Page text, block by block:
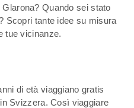
Quando sei stato
Scopri tante idee su misura
tue vicinanze.
di età viaggiano gratis
Svizzera. Così viaggiare